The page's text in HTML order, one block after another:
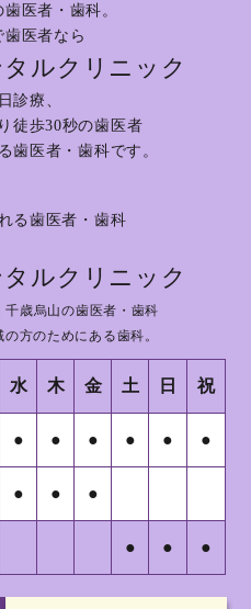
医者・歯科。
歯医者なら
ルクリニック
診療、
徒歩30秒の歯医者
歯医者・歯科です。
る歯医者・歯科
ルクリニック
歳烏山の歯医者・歯科
方のためにある歯科。
水 木 金 土 日 祝
● ● ● ● ● ●
● ● ●
● ● ●